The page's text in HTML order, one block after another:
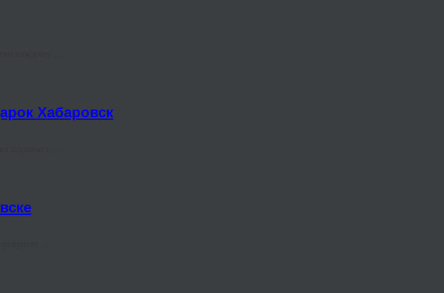
Хабаровск